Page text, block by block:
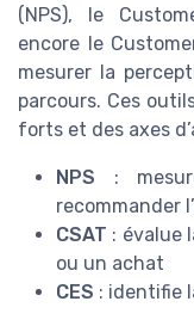
(NPS), le
encore le
mesurer la
parcours. Ces
forts et des axes
NPS :
recommander
CSAT : évalue
ou un achat
CES : identifie